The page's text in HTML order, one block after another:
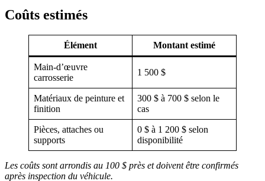
Coûts estimés
Élément Montant estimé
Main-d’œuvre
carrosserie
1 500 $
Matériaux de peinture et
finition
300 $ à 700 $ selon le
cas
Pièces, attaches ou
supports
0 $ à 1 200 $ selon
disponibilité
Les coûts sont arrondis au 100 $ près et doivent être confirmés
après inspection du véhicule.